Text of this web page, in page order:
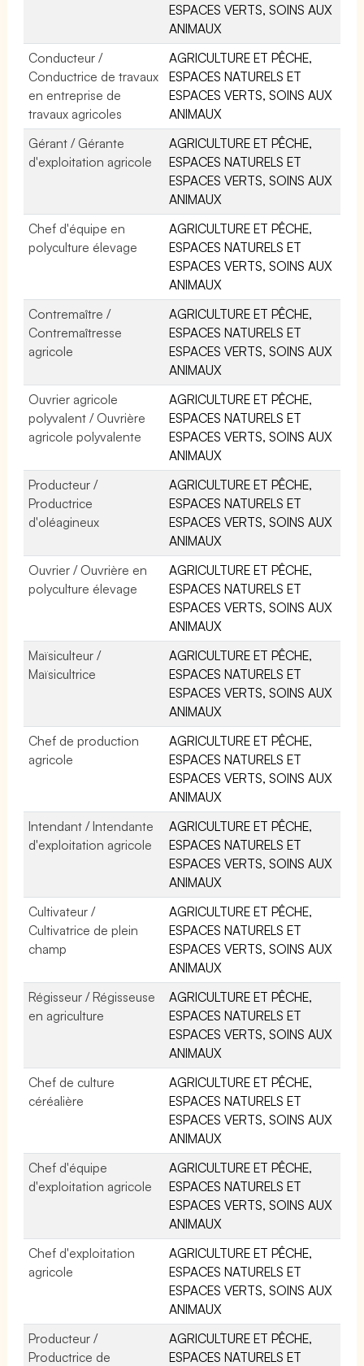
ESPACES VERTS, SOINS AUX
ANIMAUX
Conducteur /
Conductrice de travaux
en entreprise de
travaux agricoles
AGRICULTURE ET PÊCHE,
ESPACES NATURELS ET
ESPACES VERTS, SOINS AUX
ANIMAUX
Gérant / Gérante
d'exploitation agricole
AGRICULTURE ET PÊCHE,
ESPACES NATURELS ET
ESPACES VERTS, SOINS AUX
ANIMAUX
Chef d'équipe en
polyculture élevage
AGRICULTURE ET PÊCHE,
ESPACES NATURELS ET
ESPACES VERTS, SOINS AUX
ANIMAUX
Contremaître /
Contremaîtresse
agricole
AGRICULTURE ET PÊCHE,
ESPACES NATURELS ET
ESPACES VERTS, SOINS AUX
ANIMAUX
Ouvrier agricole
polyvalent / Ouvrière
agricole polyvalente
AGRICULTURE ET PÊCHE,
ESPACES NATURELS ET
ESPACES VERTS, SOINS AUX
ANIMAUX
Producteur /
Productrice
d'oléagineux
AGRICULTURE ET PÊCHE,
ESPACES NATURELS ET
ESPACES VERTS, SOINS AUX
ANIMAUX
Ouvrier / Ouvrière en
polyculture élevage
AGRICULTURE ET PÊCHE,
ESPACES NATURELS ET
ESPACES VERTS, SOINS AUX
ANIMAUX
Maïsiculteur /
Maïsicultrice
AGRICULTURE ET PÊCHE,
ESPACES NATURELS ET
ESPACES VERTS, SOINS AUX
ANIMAUX
Chef de production
agricole
AGRICULTURE ET PÊCHE,
ESPACES NATURELS ET
ESPACES VERTS, SOINS AUX
ANIMAUX
Intendant / Intendante
d'exploitation agricole
AGRICULTURE ET PÊCHE,
ESPACES NATURELS ET
ESPACES VERTS, SOINS AUX
ANIMAUX
Cultivateur /
Cultivatrice de plein
champ
AGRICULTURE ET PÊCHE,
ESPACES NATURELS ET
ESPACES VERTS, SOINS AUX
ANIMAUX
Régisseur / Régisseuse
en agriculture
AGRICULTURE ET PÊCHE,
ESPACES NATURELS ET
ESPACES VERTS, SOINS AUX
ANIMAUX
Chef de culture
céréalière
AGRICULTURE ET PÊCHE,
ESPACES NATURELS ET
ESPACES VERTS, SOINS AUX
ANIMAUX
Chef d'équipe
d'exploitation agricole
AGRICULTURE ET PÊCHE,
ESPACES NATURELS ET
ESPACES VERTS, SOINS AUX
ANIMAUX
Chef d'exploitation
agricole
AGRICULTURE ET PÊCHE,
ESPACES NATURELS ET
ESPACES VERTS, SOINS AUX
ANIMAUX
Producteur /
Productrice de
AGRICULTURE ET PÊCHE,
ESPACES NATURELS ET